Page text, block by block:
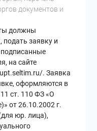
документов и
должны
подать заявку и
на сайте
. Заявка
оформляются в
ст. 110 ФЗ «О
от 26.10.2002 г.
юр. лица),